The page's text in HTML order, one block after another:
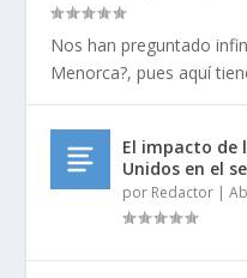
Nos han preguntado
Menorca?, pues aquí
El impacto de
Unidos en el
por Redactor |